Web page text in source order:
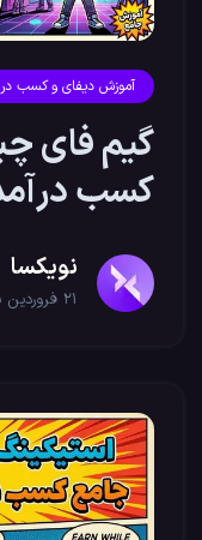
آموزش دیفای و کسب
گیم فای
کسب
کریپتویی
نویکسا
۲۱ فروردین ۱۴۰۵